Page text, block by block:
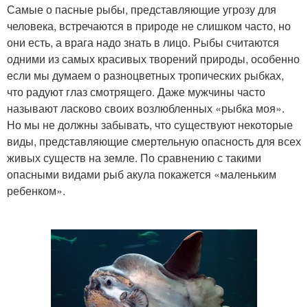
Самые о пасные рыбы, представляющие угрозу для
человека, встречаются в природе не слишком часто, но
они есть, а врага надо знать в лицо. Рыбы считаются
одними из самых красивых творений природы, особенно
если мы думаем о разноцветных тропических рыбках,
что радуют глаз смотрящего. Даже мужчины часто
называют ласково своих возлюбленных «рыбка моя».
Но мы не должны забывать, что существуют некоторые
виды, представляющие смертельную опасность для всех
живых существ на земле. По сравнению с такими
опасными видами рыб акула покажется «маленьким
ребенком».